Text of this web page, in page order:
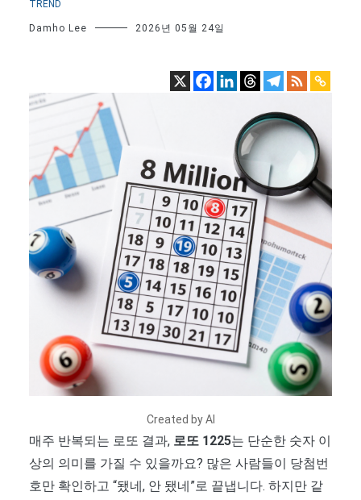
TREND
Damho Lee 2026년 05월 24일
Created by AI
매주 반복되는 로또 결과, 로또 1225는 단순한 숫자 이
상의 의미를 가질 수 있을까요? 많은 사람들이 당첨번
호만 확인하고 “됐네, 안 됐네”로 끝냅니다. 하지만 같